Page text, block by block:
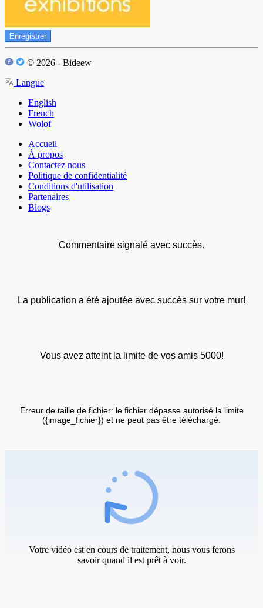
Enregistrer
© 2026 - Bideew
Langue
English
French
Wolof
Accueil
À propos
Contactez nous
Politique de confidentialité
Conditions d'utilisation
Partenaires
Blogs
Commentaire signalé avec succès.
La publication a été ajoutée avec succès sur votre mur!
Vous avez atteint la limite de vos amis 5000!
Erreur de taille de fichier: le fichier dépasse autorisé la limite
({image_fichier}) et ne peut pas être téléchargé.
Votre vidéo est en cours de traitement, nous vous ferons
savoir quand il est prêt à voir.